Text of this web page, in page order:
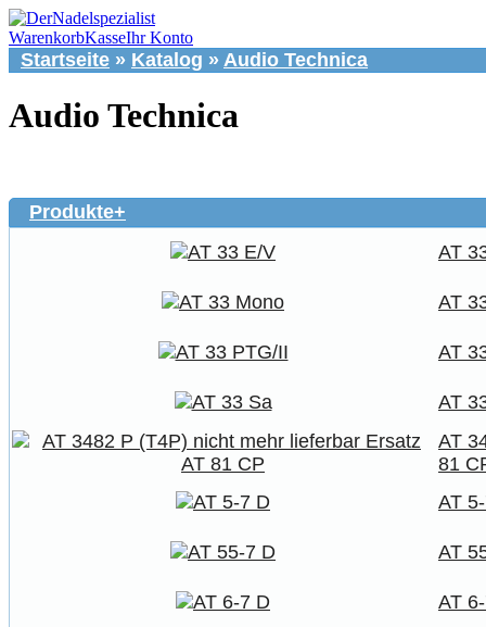
WarenkorbKasseIhr Konto
Startseite » Katalog » Audio Technica
Audio Technica
Produkte+
AT
AT
AT
AT
AT
81
AT
AT
AT